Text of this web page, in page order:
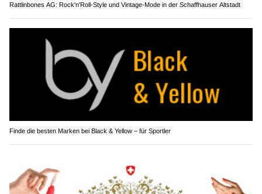
Rattlinbones AG: Rock'n'Roll-Style und Vintage-Mode in der Schaffhauser Altstadt
Finde die besten Marken bei Black & Yellow – für Sportler